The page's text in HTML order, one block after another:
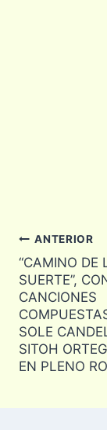
de
ANTERIOR
“CAMINO DE
SUERTE”,
CANCIONES
SOLE
SITOH
EN PLENO